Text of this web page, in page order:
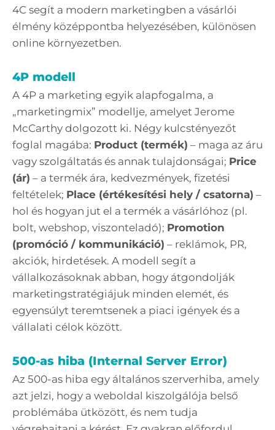
4C segít a modern marketingben a vásárlói
élmény középpontba helyezésében, különösen
online környezetben.
4P modell
A 4P a marketing egyik alapfogalma, a
„marketingmix” modellje, amelyet Jerome
McCarthy dolgozott ki. Négy kulcstényezőt
foglal magába: Product (termék) – maga az áru
vagy szolgáltatás és annak tulajdonságai; Price
(ár) – a termék ára, kedvezmények, fizetési
feltételek; Place (értékesítési hely / csatorna) –
hol és hogyan jut el a termék a vásárlóhoz (pl.
bolt, webshop, viszonteladó); Promotion
(promóció / kommunikáció) – reklámok, PR,
akciók, hirdetések. A modell segít a
vállalkozásoknak abban, hogy átgondolják
marketingstratégiájuk minden elemét, és
egyensúlyt teremtsenek a piaci igények és a
vállalati célok között.
500-as hiba (Internal Server Error)
Az 500-as hiba egy általános szerverhiba, amely
azt jelzi, hogy a weboldal kiszolgálója belső
problémába ütközött, és nem tudja